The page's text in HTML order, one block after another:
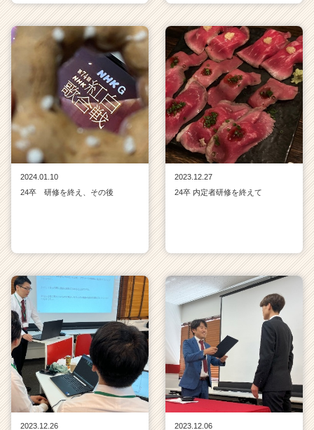
ト
チ
ア
キ
ャ
リ
ア
（C
h
e
r）
2024.01.10
24卒 研修を終え、その後
2023.12.27
24卒 内定者研修を終えて
2023.12.26 2023.12.06